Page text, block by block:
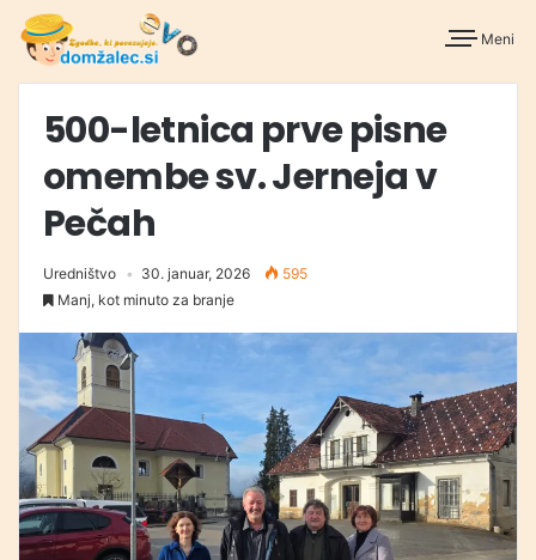
Meni
500-letnica prve pisne
omembe sv. Jerneja v
Pečah
Uredništvo 30. januar, 2026
595
Manj, kot minuto za branje